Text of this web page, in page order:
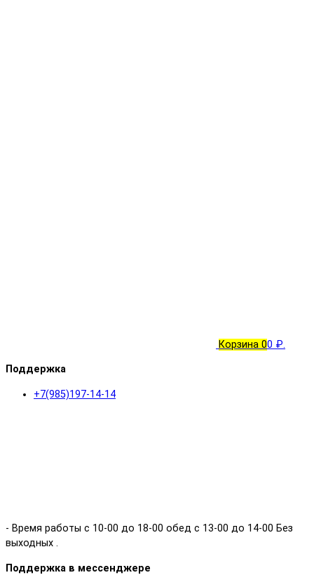
Корзина 00 ₽.
Поддержка
+7(985)197-14-14
- Время работы с 10-00 до 18-00 обед с 13-00 до 14-00 Без
выходных .
Поддержка в мессенджере